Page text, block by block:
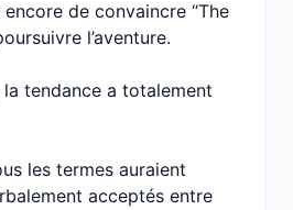
de convaincre “The
l’aventure.
tendance a totalement
les termes auraient
acceptés entre